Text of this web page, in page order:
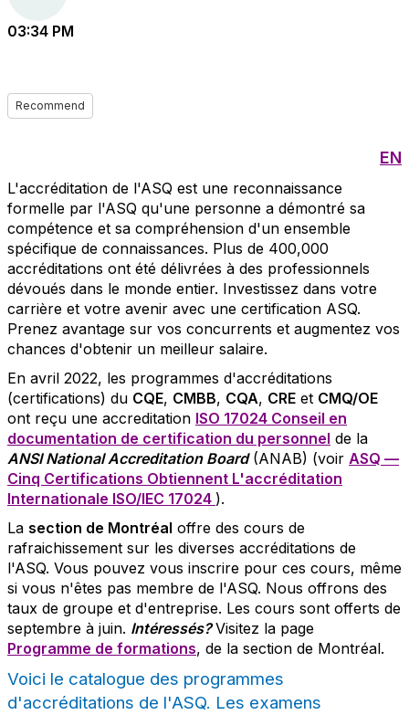
03:34 PM
Recommend
EN
L'accréditation de l'ASQ est une reconnaissance
formelle par l'ASQ qu'une personne a démontré sa
compétence et sa compréhension d'un ensemble
spécifique de connaissances. Plus de 400,000
accréditations ont été délivrées à des professionnels
dévoués dans le monde entier. Investissez dans votre
carrière et votre avenir avec une certification ASQ.
Prenez avantage sur vos concurrents et augmentez vos
chances d'obtenir un meilleur salaire.
En avril 2022, les programmes d'accréditations
(certifications) du CQE, CMBB, CQA, CRE et CMQ/OE
ont reçu une accreditation ISO 17024 Conseil en
documentation de certification du personnel de la
ANSI National Accreditation Board(ANAB) (voir ASQ —
Cinq Certifications Obtiennent L'accréditation
Internationale ISO/IEC 17024 ).
La section de Montréal offre des cours de
rafraichissement sur les diverses accréditations de
l'ASQ. Vous pouvez vous inscrire pour ces cours, même
si vous n'êtes pas membre de l'ASQ. Nous offrons des
taux de groupe et d'entreprise. Les cours sont offerts de
septembre à juin. Intéressés?Visitez la page
Programme de formations, de la section de Montréal.
Voici le catalogue des programmes
d'accréditations de l'ASQ. Les examens